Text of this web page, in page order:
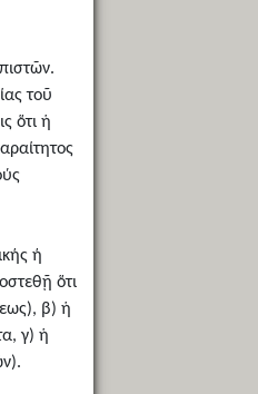
τοῦ
ὅτι ἡ
ή
ὅτι
β) ἡ
γ) ἡ